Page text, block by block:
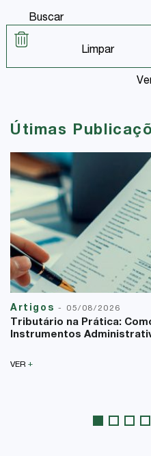
Buscar
Limpar
Útimas
Artigos - 05/08/2026
Tributário na Prática:
Instrumentos
VER +